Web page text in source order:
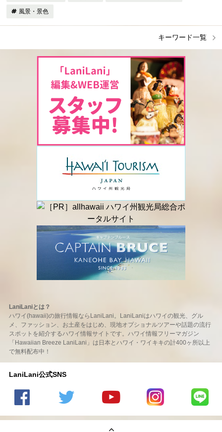
風景・景色
キーワード一覧
LaniLaniとは？
ハワイ(hawaii)の旅行情報ならLaniLani。LaniLaniはハワイの観光、グル
メ、ファッション、お土産をはじめ、現地オプショナルツアーや話題の流行
スポットを紹介するハワイ情報サイトです。ハワイ情報フリーマガジン
「Hawaiian Breeze LaniLani」は日本とハワイ・ワイキキの計400ヶ所以上
で無料配布中！
LaniLani公式SNS
の
のtwitter
の
LaniLani
LaniLani